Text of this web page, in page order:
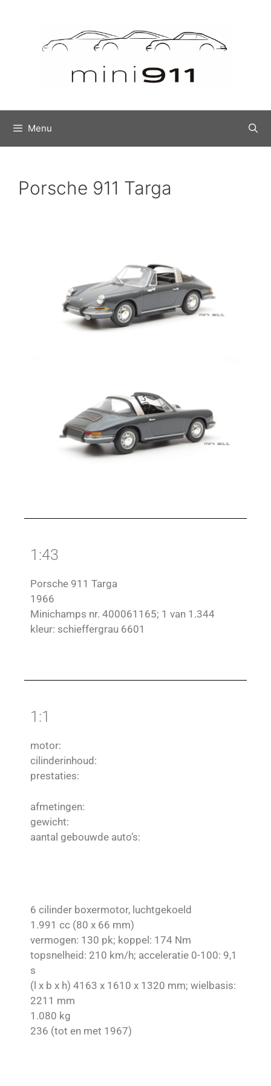
Menu
Porsche 911 Targa
1:43
Porsche 911 Targa
1966
Minichamps nr. 400061165; 1 van 1.344
kleur: schieffergrau 6601
1:1
motor:
cilinderinhoud:
prestaties:
afmetingen:
gewicht:
aantal gebouwde auto’s:
6 cilinder boxermotor, luchtgekoeld
1.991 cc (80 x 66 mm)
vermogen: 130 pk; koppel: 174 Nm
topsnelheid: 210 km/h; acceleratie 0-100: 9,1
s
(l x b x h) 4163 x 1610 x 1320 mm; wielbasis:
2211 mm
1.080 kg
236 (tot en met 1967)